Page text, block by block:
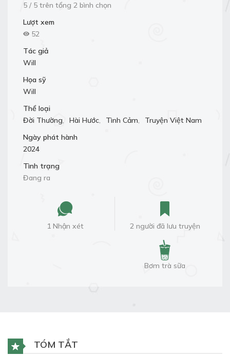
5 / 5 trên tổng 2 bình chọn
Lượt xem
52
Tác giả
Will
Họa sỹ
Will
Thể loại
Đời Thường, Hài Hước, Tình Cảm,
Truyện Việt Nam
Ngày phát hành
2024
Tình trạng
Đang ra
1 Nhận xét 2 người đã lưu truyện
Bơm trà sữa
TÓM TẮT